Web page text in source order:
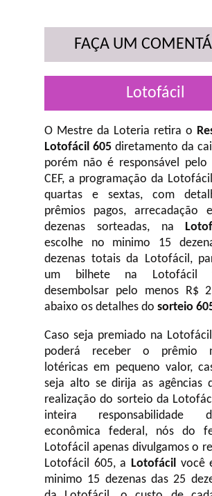
FAÇA UM
Lotofácil
O Mestre da Loteria retira o
Lotofácil 605 diretamento da
porém não é responsável pelo
CEF, a programação da Lotofácil
quartas e sextas, com
prêmios pagos, arrecadação
dezenas sorteadas, na
escolhe no minimo 15
dezenas totais da Lotofácil,
um bilhete na Lotofácil
desembolsar pelo menos R$
abaixo os detalhes do sorteio
Caso seja premiado na
poderá receber o prêmio
lotéricas em pequeno valor,
seja alto se dirija as agências
realização do sorteio da
inteira responsabilidade
econômica federal, nós do
Lotofácil apenas divulgamos o
Lotofácil 605, a Lotofácil você
minimo 15 dezenas das 25